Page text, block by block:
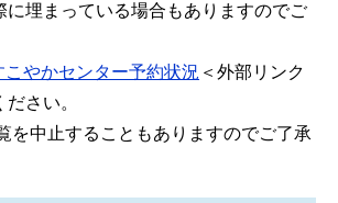
に埋まっている場合もありますのでご
こやかセンター予約状況 ＜外部リンク
さい。
中止することもありますのでご了承